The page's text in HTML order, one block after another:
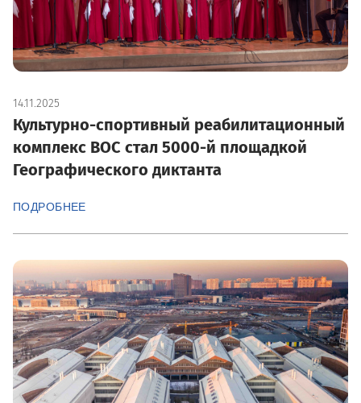
14.11.2025
Культурно-спортивный реабилитационный
комплекс ВОС стал 5000-й площадкой
Географического диктанта
ПОДРОБНЕЕ